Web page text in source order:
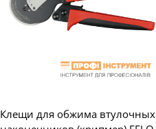
Клещи для обжима втулочных